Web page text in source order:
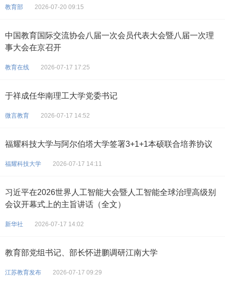
教育部 2026-07-20 09:15
中国教育国际交流协会八届一次会员代表大会暨八届一次理
事大会在京召开
教育在线 2026-07-17 17:25
于祥成任华南理工大学党委书记
微言教育 2026-07-17 14:52
福耀科技大学与阿尔伯塔大学签署3+1+1本硕联合培养协议
福耀科技大学 2026-07-17 14:11
习近平在2026世界人工智能大会暨人工智能全球治理高级别
会议开幕式上的主旨讲话（全文）
新华社 2026-07-17 14:02
教育部党组书记、部长怀进鹏调研江南大学
江苏教育发布 2026-07-17 09:29